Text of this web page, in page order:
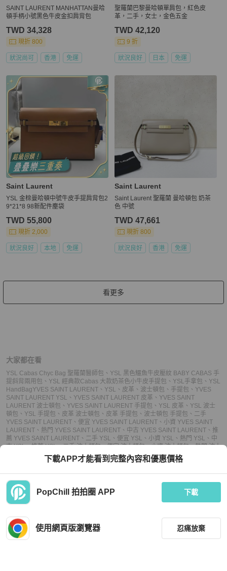
SAINT LAURENT MANHATTAN曼哈
頓手柄小號黑色牛皮金扣肩背包
TWD 34,328
現折 800
狀況尚可 香港 免運
聖羅蘭巴黎曼哈頓單肩包，紅色皮
革，二手，女士，金色五金
TWD 42,120
9 折
狀況良好 日本 免運
Saint Laurent
YSL 金棕曼哈頓中號牛皮手提肩背包2
9*21*8 98新配件塵袋
TWD 55,800
現折 2,000
狀況良好 本地 免運
Saint Laurent
Saint Laurent 聖羅蘭 曼哈頓包 奶茶
色 中號
TWD 47,661
現折 800
狀況良好 香港 免運
看更多
大家都在看
YSL Cabas Chyc Bag 聖羅蘭醫師包 、 YSL 黑色鱷魚牛皮壓紋 BABY CABAS 手
提斜背兩用包 、 YSL 經典款Cabas 大款奶茶色小牛皮手提包 、 YSL手拿包 、 YSL
HandBagYVES SAINT LAURENT 、 YSL 、 皮革 、 波士頓包 、 手提包 、 YVES
SAINT LAURENT YSL
、 YVES SAINT LAURENT 皮革 、 YVES SAINT
LAURENT 波士頓包 、 YVES SAINT LAURENT 手提包 、 YSL 皮革 、 YSL 波士
頓包 、 YSL 手提包 、 皮革 波士頓包 、 皮革 手提包 、 波士頓包 手提包 、 二手
YVES SAINT LAURENT 、 便宜 YVES SAINT LAURENT 、 小資 YVES SAINT
LAURENT 、 熱門 YVES SAINT LAURENT 、 中古 YVES SAINT LAURENT 、 推
薦 YVES SAINT LAURENT 、 二手 YSL 、 便宜 YSL 、 小資 YSL 、 熱門 YSL 、 中
古 YSL、推薦 YSL、二手 波士頓包、便宜 波士頓包、小資 波士頓包、熱門 波士
中古 波士頓包 、推薦 波士頓包、二手 手提包、 便宜 手提包
熱門 手提包 、中古 手提包、推薦 手提包
下載APP才能看到完整內容和優惠價格
PopChill 拍拍圈 APP 下載
使用網頁版瀏覽器 忍痛放棄